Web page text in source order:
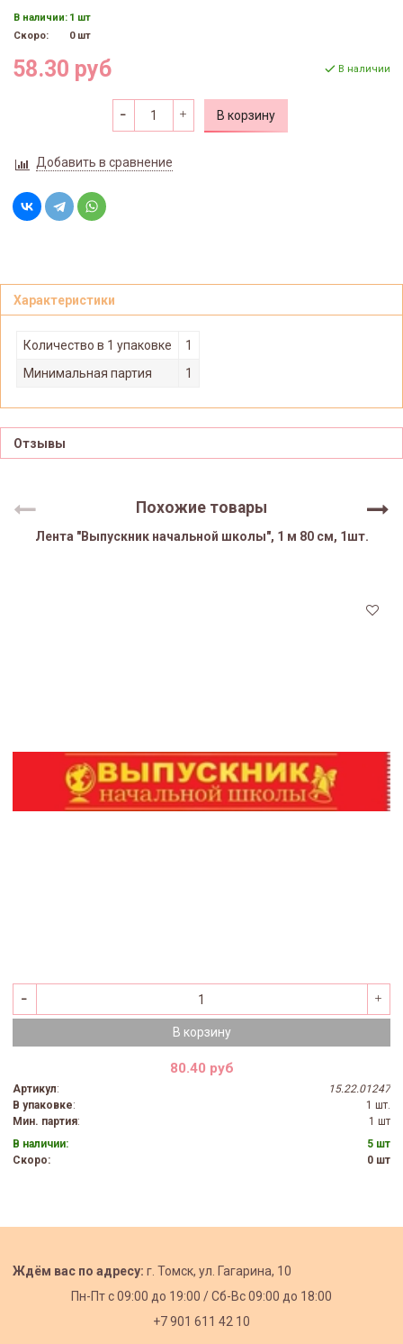
В наличии: 1 шт
Скоро:
0 шт
58.30 руб В наличии
В корзину
Добавить в сравнение
Характеристики
Количество в 1 упаковке
1
Минимальная партия
1
Отзывы
Похожие товары
Лента "Выпускник начальной школы", 1 м 80 см, 1шт.
В корзину
80.40 руб
Артикул:
15.22.01247
В упаковке:
1 шт.
Мин. партия:
1 шт
В наличии:
5 шт
Скоро:
0 шт
Ждём вас по адресу: г. Томск, ул. Гагарина, 10
Пн-Пт с09:00 до 19:00 /Сб-Вс 09:00 до 18:00
+7 901 611 42 10